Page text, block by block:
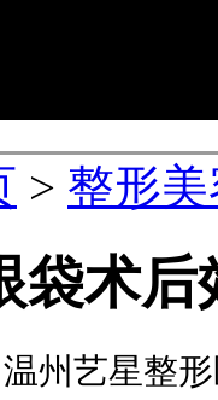
> 整形
袋术
温州艺星整